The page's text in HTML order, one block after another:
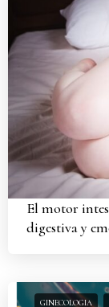
El motor
digestiva y
GINECOLOGIA